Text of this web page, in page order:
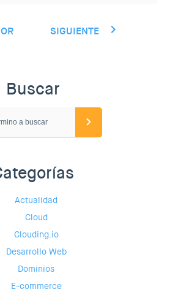
SIGUIENTE
Buscar
Actualidad
Cloud
Clouding.io
Desarrollo Web
Dominios
E-commerce